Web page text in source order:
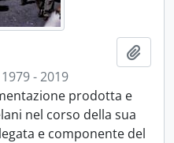
1979 - 2019
prodotta e
nel corso della sua
e componente del